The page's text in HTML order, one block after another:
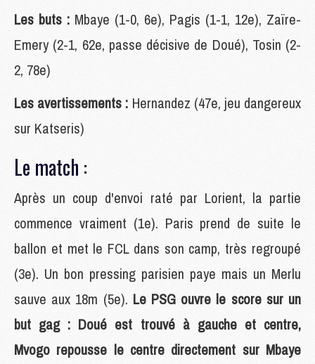
Les buts : Mbaye (1-0, 6e), Pagis (1-1, 12e), Zaïre-
Emery (2-1, 62e, passe décisive de Doué), Tosin (2-
2, 78e)
Les avertissements : Hernandez (47e, jeu dangereux
sur Katseris)
Le match :
Après un coup d'envoi raté par Lorient, la partie
commence vraiment (1e). Paris prend de suite le
ballon et met le FCL dans son camp, très regroupé
(3e). Un bon pressing parisien paye mais un Merlu
sauve aux 18m (5e). Le PSG ouvre le score sur un
but gag : Doué est trouvé à gauche et centre,
Mvogo repousse le centre directement sur Mbaye